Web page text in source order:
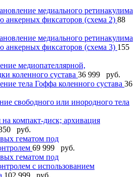
медиального ретинакулима
анкерных фиксаторов (схема 2) 88
медиального ретинакулима
анкерных фиксаторов (схема 3) 155
медиопателлярной,
коленного сустава 36 999 руб.
тела Гоффа коленного сустава 36
свободного или инородного тела
компакт-диск; архивация
руб.
гематом под
69 999 руб.
гематом под
с использованием
102 999 руб.